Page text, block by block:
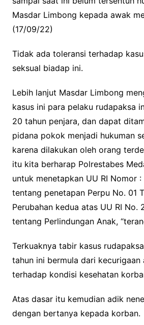
Masdar Limbong kepada awak
(17/09/22)
Tidak ada toleransi terhadap
seksual biadap ini.
Lebih lanjut Masdar Limbong
kasus ini para pelaku rudapaksa
20 tahun penjara, dan dapat
pidana pokok menjadi hukuman
karena dilakukan oleh orang
itu kita berharap Polrestabes
untuk menetapkan UU RI Nomor :
tentang penetapan Perpu No. 01
Perubahan kedua atas UU RI No.
tentang Perlindungan Anak,
Terkuaknya tabir kasus
tahun ini bermula dari
terhadap kondisi kesehatan
Atas dasar itu kemudian adik
dengan bertanya kepada korban.